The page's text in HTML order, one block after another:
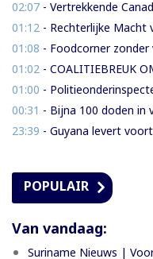
02:07 - Vertrekkende Canadese
01:12 - Rechterlijke Macht verkort
01:08 - Foodcorner zonder vergunning
01:02 - COALITIEBREUK OM
01:00 - Politieonderinspecteur en
00:31 - Bijna 100 doden in verkeer en
23:39 - Guyana levert voortvluchtige
POPULAIR
Van vandaag:
Suriname Nieuws |